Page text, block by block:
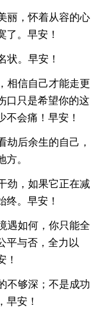
丽，怀着从容的心
了。早安！
状。早安！
相信自己才能走更
口只是希望你的这
不会痛！早安！
劫后余生的自己，
。
劲，如果它正在减
终。早安！
遇如何，你只能全
平与否，全力以
！
不够深；不是成功
早安！